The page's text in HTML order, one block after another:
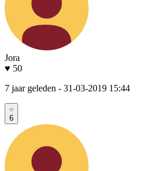
Jora
♥ 50
7 jaar geleden - 31-03-2019 15:44
6